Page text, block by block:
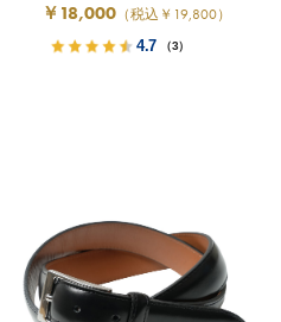
￥18,000（税込￥19,800）
4.7 （3）